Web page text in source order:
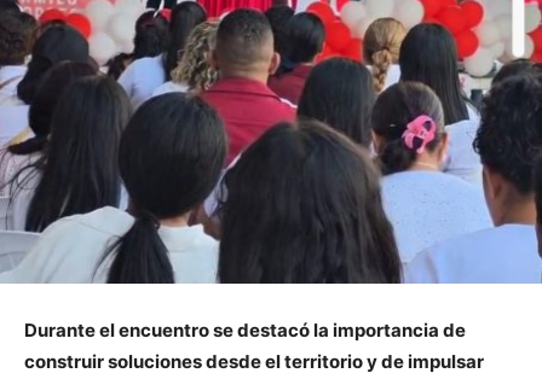
Durante el encuentro se destacó la importancia de
construir soluciones desde el territorio y de impulsar